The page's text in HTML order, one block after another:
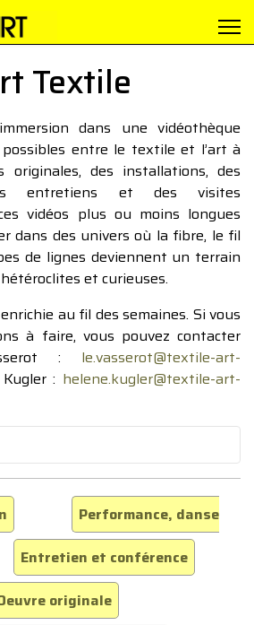
Textile
dans une vidéothèque
entre le textile et l’art à
originales, des installations, des
entretiens et des visites
vidéos plus ou moins longues
dans des univers où la fibre, le fil
de lignes deviennent un terrain
et curieuses.
au fil des semaines. Si vous
à faire, vous pouvez contacter
: le.vasserot@textile-art-
: helene.kugler@textile-art-
Performance, danse
Entretien et conférence
originale